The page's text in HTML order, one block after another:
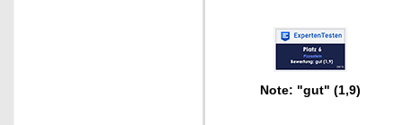
Note: "gut" (1,9)